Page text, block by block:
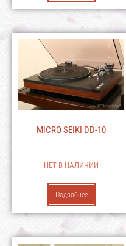
MICRO SEIKI DD-10
НЕТ В НАЛИЧИИ
Подробнее